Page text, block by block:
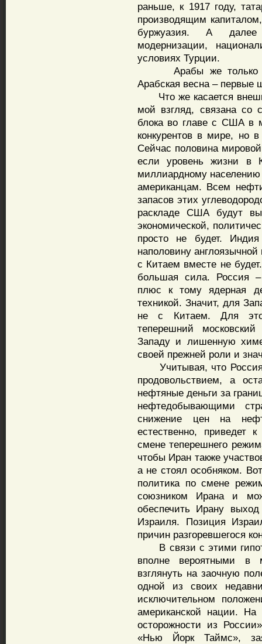
раньше, к 1917 году,
производящим
буржуазия. А далее
модернизации,
условиях Турции.
Арабы же только
Арабская весна – первые
Что же касается
мой взгляд, связана со
блока во главе с США в
конкурентов в мире, но
Сейчас половина
если уровень жизни в
миллиардному
американцам. Всем
запасов этих
раскладе США будут
экономической,
просто не будет.
наполовину
с Китаем вместе не
большая сила. Россия –
плюс к тому ядерная
техникой. Значит, для
не с Китаем. Для
теперешний
Западу и лишенную
своей прежней роли и
Учитывая, что Россия
продовольствием, а
нефтяные деньги за
нефтедобывающими
снижение цен на
естественно, приведет
смене теперешнего
чтобы Иран также
а не стоял особняком.
политика по смене
союзником Ирана и
обеспечить Ирану
Израиля. Позиция
причин разгоревшегося
В связи с этими
вполне вероятными в
взглянуть на заочную
одной из своих
исключительном
американской нации.
осторожности из
«Нью Йорк Таймс»,